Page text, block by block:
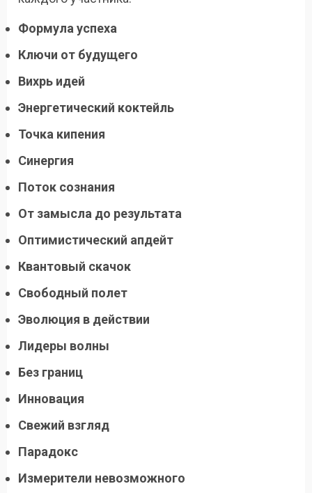
Формула успеха
Ключи от будущего
Вихрь идей
Энергетический коктейль
Точка кипения
Синергия
Поток сознания
От замысла до результата
Оптимистический апдейт
Квантовый скачок
Свободный полет
Эволюция в действии
Лидеры волны
Без границ
Инновация
Свежий взгляд
Парадокс
Измерители невозможного